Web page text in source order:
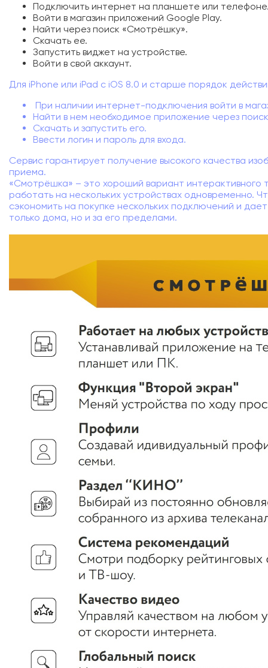
Подключить интернет на планшете или
Войти в магазин приложений Google Play.
Найти через поиск «Смотрёшку».
Скачать ее.
Запустить виджет на устройстве.
Войти в свой аккаунт.
Для iPhone или iPad с iOS 8.0 и старше порядок
При наличии интернет-подключения войти в
Найти в нем необходимое приложение через
Скачать и запустить его.
Ввести логин и пароль для входа.
Сервис гарантирует получение высокого качества
приема.
«Смотрёшка» – это хороший вариант интерактивного
работать на нескольких устройствах одновременно.
сэкономить на покупке нескольких подключений и
только дома, но и за его пределами.